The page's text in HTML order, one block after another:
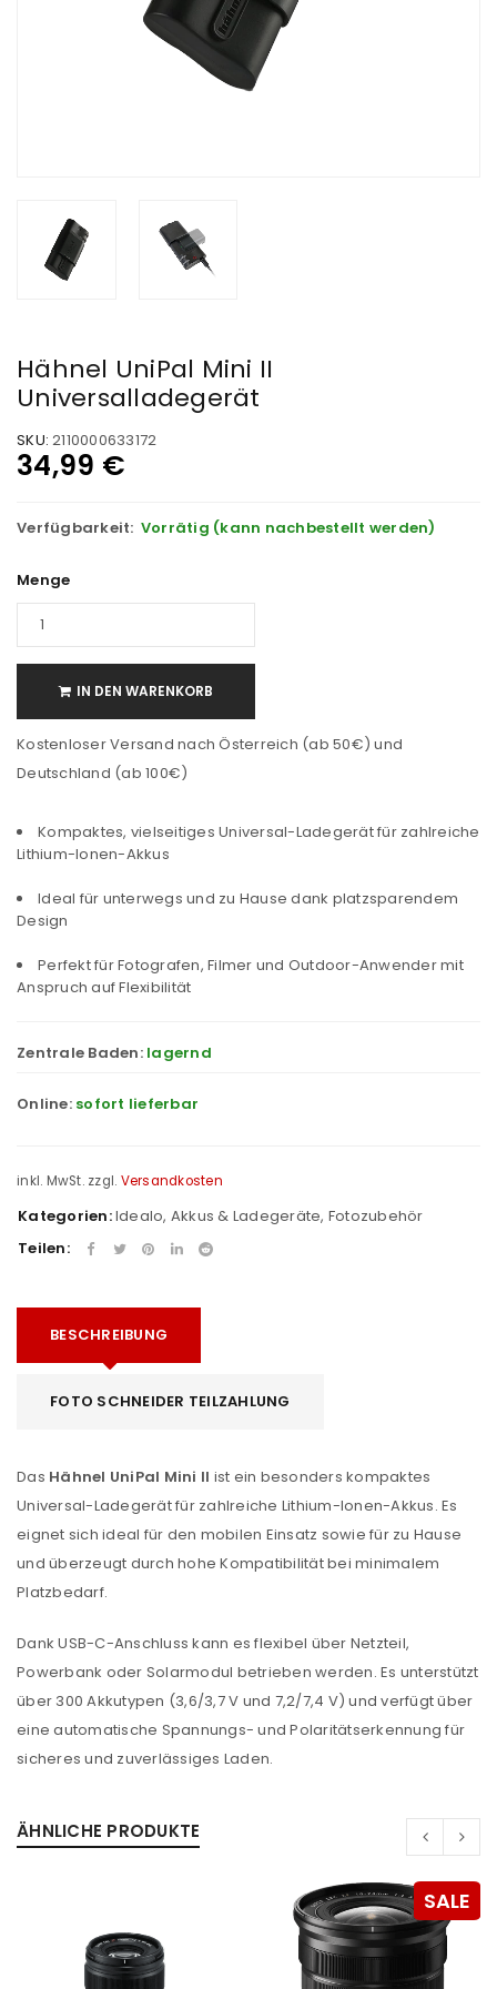
Hähnel UniPal Mini II
Universalladegerät
SKU: 2110000633172
34,99 €
Verfügbarkeit: Vorrätig (kann nachbestellt werden)
Menge
IN DEN WARENKORB
Kostenloser Versand nach Österreich (ab 50€) und
Deutschland (ab 100€)
Kompaktes, vielseitiges Universal-Ladegerät für zahlreiche
Lithium-Ionen-Akkus
Ideal für unterwegs und zu Hause dank platzsparendem
Design
Perfekt für Fotografen, Filmer und Outdoor-Anwender mit
Anspruch auf Flexibilität
Zentrale Baden: lagernd
Online: sofort lieferbar
inkl. MwSt. zzgl. Versandkosten
Kategorien:Idealo, Akkus & Ladegeräte, Fotozubehör
Teilen:
BESCHREIBUNG
FOTO SCHNEIDER TEILZAHLUNG
Das Hähnel UniPal Mini II ist ein besonders kompaktes
Universal-Ladegerät für zahlreiche Lithium-Ionen-Akkus. Es
eignet sich ideal für den mobilen Einsatz sowie für zu Hause
und überzeugt durch hohe Kompatibilität bei minimalem
Platzbedarf.
Dank USB-C-Anschluss kann es flexibel über Netzteil,
Powerbank oder Solarmodul betrieben werden. Es unterstützt
über 300 Akkutypen (3,6/3,7 V und 7,2/7,4 V) und verfügt über
eine automatische Spannungs- und Polaritätserkennung für
sicheres und zuverlässiges Laden.
ÄHNLICHE PRODUKTE
SALE